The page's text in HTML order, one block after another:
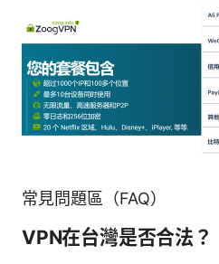
常見問題區（FAQ）
VPN在台灣是否合法？